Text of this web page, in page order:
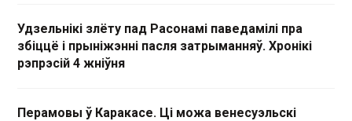
Удзельнікі злёту пад Расонамі паведамілі пра
збіццё і прыніжэнні пасля затрыманняў. Хронікі
рэпрэсій 4 жніўня
Перамовы ў Каракасе. Ці можа венесуэльскі